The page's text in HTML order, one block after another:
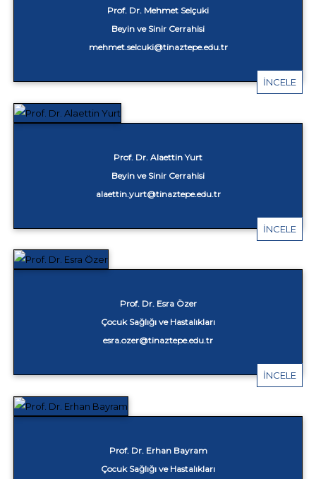
Prof. Dr. Mehmet Selçuki
Beyin ve Sinir Cerrahisi
mehmet.selcuki@tinaztepe.edu.tr
İNCELE
Prof. Dr. Alaettin Yurt
Beyin ve Sinir Cerrahisi
alaettin.yurt@tinaztepe.edu.tr
İNCELE
Prof. Dr. Esra Özer
Çocuk Sağlığı ve Hastalıkları
esra.ozer@tinaztepe.edu.tr
İNCELE
Prof. Dr. Erhan Bayram
Çocuk Sağlığı ve Hastalıkları